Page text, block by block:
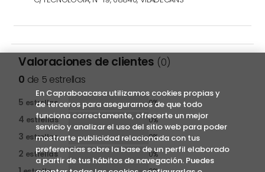
Valoraciones de clientes (0)
0 de 5 estrellas
5 estrellas 0%
4 estrellas 0%
3 estrellas 0%
2 estrellas 0%
En Capraboacasa utilizamos cookies propias y
de terceros para asegurarnos de que todo
funciona correctamente, ofrecerte un mejor
servicio y analizar el uso del sitio web para poder
mostrarte publicidad relacionada con tus
preferencias sobre la base de un perfil elaborado
a partir de tus hábitos de navegación. Puedes